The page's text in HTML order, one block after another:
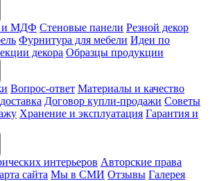
и МДФ Стеновые панели Резной декор
Фурнитура для мебели Идеи по
декора Образцы продукции
Вопрос-ответ Материалы и качество
Договор купли-продажи Советы
Хранение и эксплуатация Гарантия и
интерьеров Авторские права
сайта Мы в СМИ Отзывы Галерея